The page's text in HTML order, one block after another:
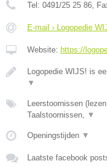
Tel: 0491/25 25 86,
E-mail › Logopedie
Website: https://
Logopedie WIJS! is
▼
Leerstoornissen
Taalstoornissen, ▼
Openingstijden ▼
Laatste facebook